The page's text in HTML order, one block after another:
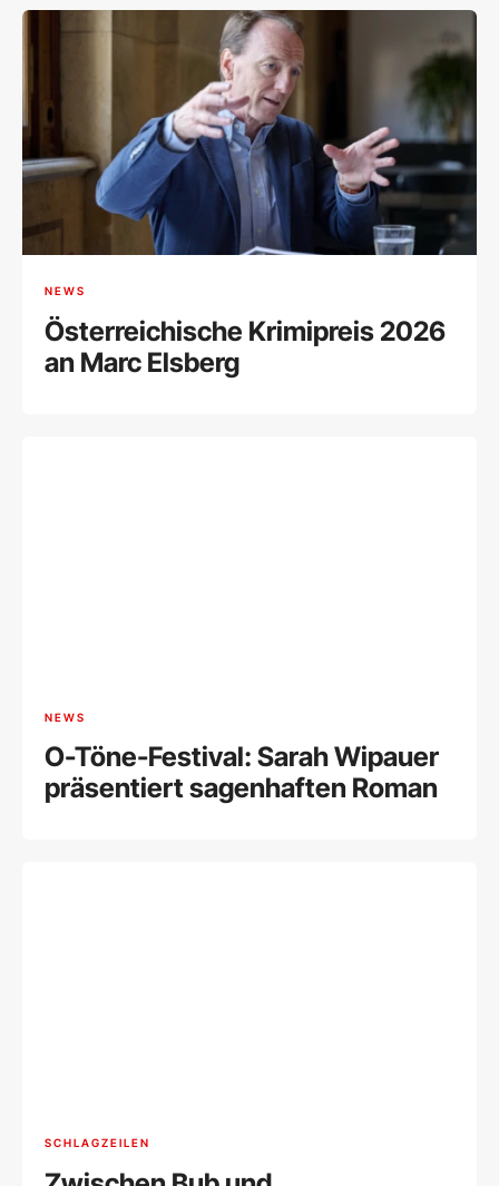
NEWS
Österreichische Krimipreis 2026
an Marc Elsberg
NEWS
O-Töne-Festival: Sarah Wipauer
präsentiert sagenhaften Roman
SCHLAGZEILEN